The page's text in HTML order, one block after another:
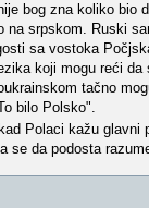
bog zna koliko bio
na srpskom. Ruski
sa vostoka
koji mogu reći
tačno
bilo Polsko".
Polaci kažu glavni
se da podosta